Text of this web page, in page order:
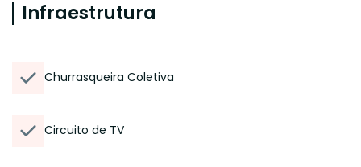
Infraestrutura
Churrasqueira Coletiva
Circuito de TV